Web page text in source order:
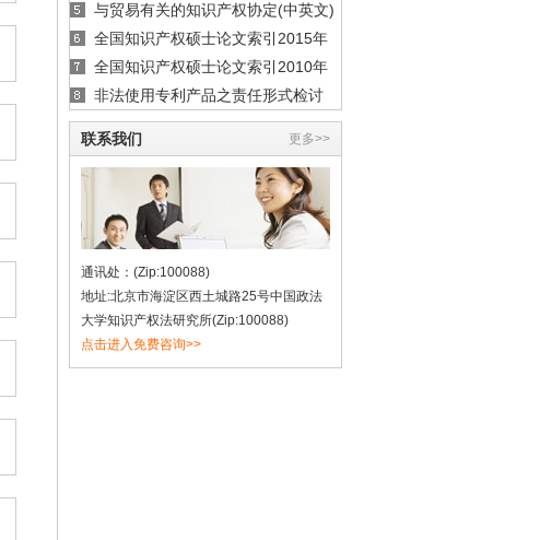
2009年10月份开庭计划
与贸易有关的知识产权协定(中英文)
全国知识产权硕士论文索引2015年
版 （著作权部分）
全国知识产权硕士论文索引2010年
版 （专利权部分）
非法使用专利产品之责任形式检讨
联系我们 更多>>
通讯处：(Zip:100088)
地址:北京市海淀区西土城路25号中国政法
大学知识产权法研究所(Zip:100088)
点击进入免费咨询>>